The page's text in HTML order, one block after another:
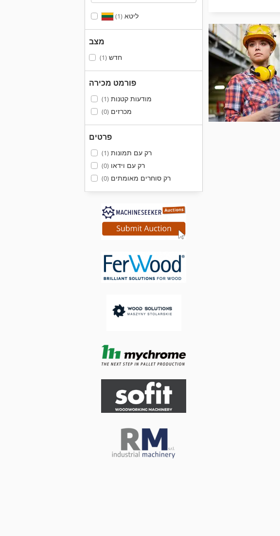
ליטא(1)
מצב
חדש(1)
פורמט מכירה
מודעות קטנות(1)
מכרזים(0)
פרטים
רק עם תמונות(1)
רק עם וידאו(0)
רק סוחרים מאומתים(0)
יד ידית
יד ידית אגרוף